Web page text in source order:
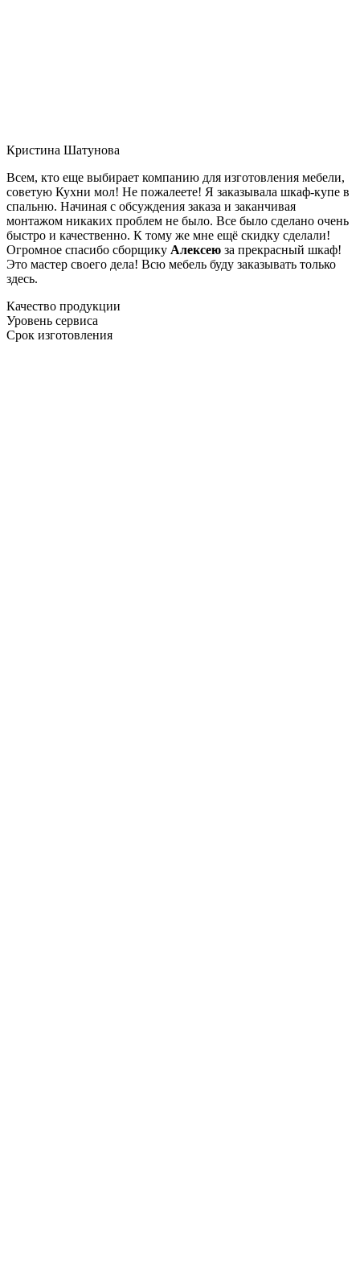
Кристина Шатунова
Всем, кто еще выбирает компанию для изготовления мебели,
советую Кухни мол! Не пожалеете! Я заказывала шкаф-купе в
спальню. Начиная с обсуждения заказа и заканчивая
монтажом никаких проблем не было. Все было сделано очень
быстро и качественно. К тому же мне ещё скидку сделали!
Огромное спасибо сборщику Алексею за прекрасный шкаф!
Это мастер своего дела! Всю мебель буду заказывать только
здесь.
Качество продукции
Уровень сервиса
Срок изготовления